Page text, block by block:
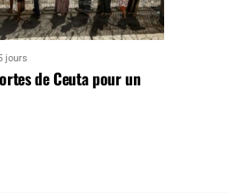
jours
de Ceuta pour un